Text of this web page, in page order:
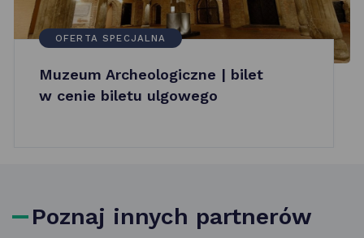
OFERTA SPECJALNA
Muzeum Archeologiczne | bilet
w cenie biletu ulgowego
Poznaj innych partnerów